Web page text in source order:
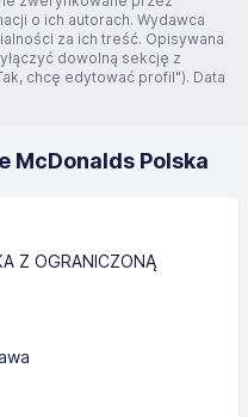
o ich autorach. Wydawca
za ich treść. Opisywana
dowolną sekcję z
chcę edytować profil"). Data
McDonalds Polska
Z OGRANICZONĄ